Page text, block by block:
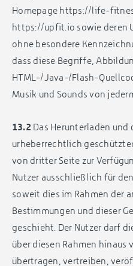
Homepage https://life-
https://upfit.io sowie deren
ohne besondere
dass diese Begriffe,
HTML-/Java-/Flash-
Musik und Sounds von
13.2 Das Herunterladen und
urheberrechtlich
von dritter Seite zur
Nutzer ausschließlich für
soweit dies im Rahmen der
Bestimmungen und dieser
geschieht. Der Nutzer darf
über diesen Rahmen hinaus
übertragen, vertreiben,